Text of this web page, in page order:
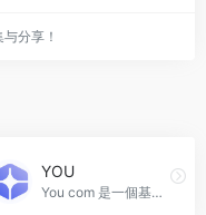
分享！
YOU
You com 是一個基於人工智能的搜索引擎，可為用戶提供定制的搜索體驗，同時將他們的數據 100% 保密。YOU搜索引擎是一款智能化、便捷高效的搜索工具，它为用户提供了全方位、个性化的搜索体验。通过YOU搜索引擎，你能够获得更加准确、细致的搜索结果，为你的工作和生活带来更大的实际价值，YOU官网入口网址